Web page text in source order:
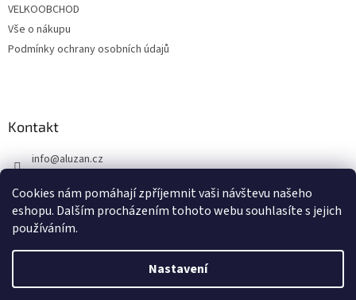
Cookies nám pomáhají zpříjemnit vaši návštevu našeho
eshopu. Dalším procházením tohoto webu souhlasíte s jejich
používáním.
Nastavení
VELKOOBCHOD
Vše o nákupu
Podmínky ochrany osobních údajů
Kontakt
info@aluzan.cz
http://facebook.com/Aluzan.cz
Vytvořil Shoptet